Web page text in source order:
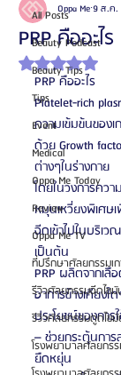
All Posts
Beauty Podcast
Beauty Tips
Tips
Event
Medical
Oppa Me Today
Review
Oppa Me TV
ที่ปรึกษาศัลยกรรมเ
รีวิวศัลยกรรมฉีดไข
รีวิวศัลยกรรมดูดไข
โรงพยาบาลศัลยกร
PRP คืออะไร
Oppa Me9 ส.ค.
ได้รับ NaN เต็
PRP คืออะไร
Platelet-rich
ความเข้มข้นของ
ด้วย Growth
ต่างๆในร่างกาย
โดยในวงการควา
หมุนเหวี่ยงพิเศษ
ฉีดเข้าไปในบริเ
เป็นต้น
PRP ผลิตจากเ
อาการข้างเคียงใ
ประโยชน์ของกา
– ช่วยกระตุ้นการ
ยืดหยุ่น